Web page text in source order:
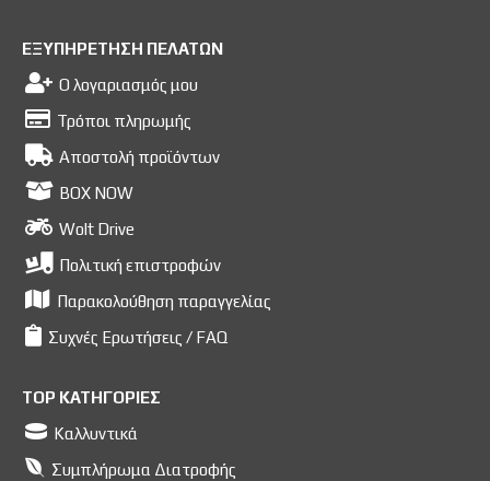
ΕΞΥΠΗΡΕΤΗΣΗ ΠΕΛΑΤΩΝ
Ο λογαριασμός μου
Τρόποι πληρωμής
Αποστολή προϊόντων
BOX NOW
Wolt Drive
Πολιτική επιστροφών
Παρακολούθηση παραγγελίας
Συχνές Ερωτήσεις / FAQ
TOP ΚΑΤΗΓΟΡΙΕΣ
Καλλυντικά
Συμπλήρωμα Διατροφής